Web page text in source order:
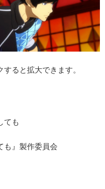
すると拡大できます。
ても
も』製作委員会